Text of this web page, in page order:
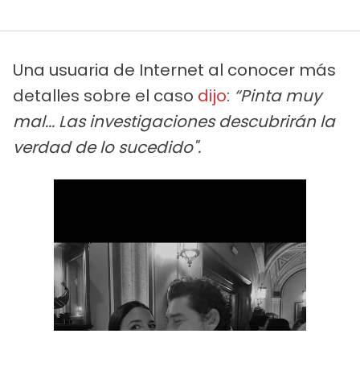
Una usuaria de Internet al conocer más
detalles sobre el caso dijo: “Pinta muy
mal... Las investigaciones descubrirán la
verdad de lo sucedido".